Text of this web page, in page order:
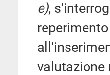
e),
valutazione